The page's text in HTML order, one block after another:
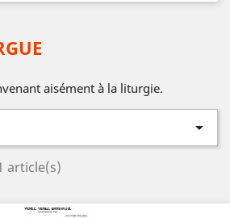
aisément à la liturgie.

article(s)